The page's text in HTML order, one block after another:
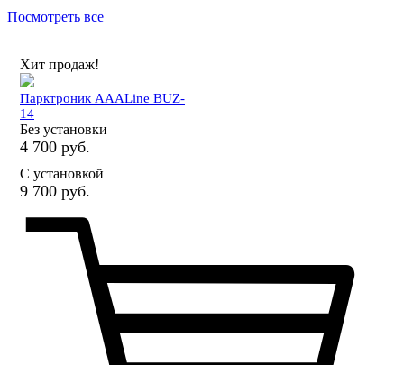
Посмотреть все
Хит продаж!
Парктроник AAALine BUZ-
14
Без установки
4 700 руб.
С установкой
9 700 руб.